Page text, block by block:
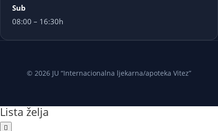
Sub
08:00 – 16:30h
© 2026 JU “Internacionalna ljekarna/apoteka Vitez”
Lista želja